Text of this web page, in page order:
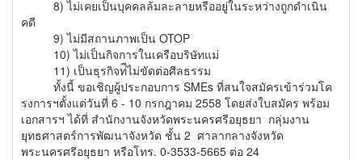
8) ไม่เคยเป็นบุคคลล้มละลายหรืออยู่ในระหว่างถูกดำเนิน
คดี
9) ไม่มีสถานภาพเป็น OTOP
10) ไม่เป็นกิจการในเครือบริษัทแม่
11) เป็นธุรกิจท่ีไม่ขัดต่อศีลธรรม
ทั้งนี้ ขอเชิญผู้ประกอบการ SMEs ที่สนใจสมัครเข้าร่วมโค
รงการฯตั้งแต่วันที่ 6 - 10 กรกฎาคม 2558 โดยส่งใบสมัคร พร้อม
เอกสารฯ ได้ที่ สำนักงานจังหวัดพระนครศรีอยุธยา กลุ่มงาน
ยุทธศาสตร์การพัฒนาจังหวัด ชั้น 2 ศาลากลางจังหวัด
พระนครศรีอยุธยา หรือโทร. 0-3533-5665 ต่อ 24